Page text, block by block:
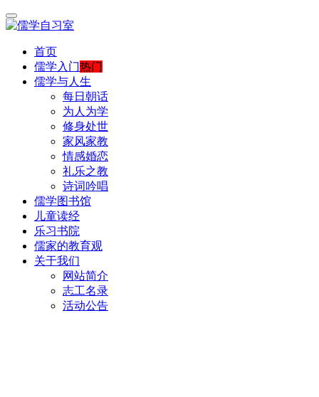
首页
儒学入门热门
儒学与人生
每日朝话
为人为学
修身处世
家风家教
情感婚恋
礼乐之教
诗词吟唱
儒学图书馆
儿童读经
乐习书院
儒家的教育观
关于我们
网站简介
志工名录
活动公告